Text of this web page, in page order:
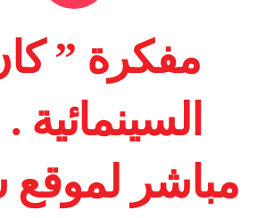
مفكرة ”
السينمائية
مباشر لموقع